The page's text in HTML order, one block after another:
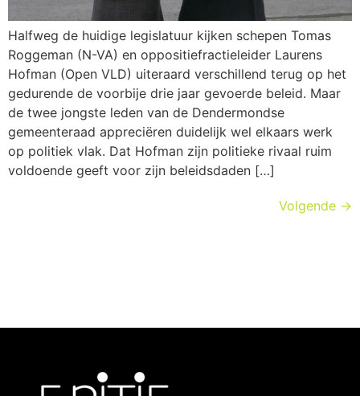
Halfweg de huidige legislatuur kijken schepen Tomas
Roggeman (N-VA) en oppositiefractieleider Laurens
Hofman (Open VLD) uiteraard verschillend terug op het
gedurende de voorbije drie jaar gevoerde beleid. Maar
de twee jongste leden van de Dendermondse
gemeenteraad appreciëren duidelijk wel elkaars werk
op politiek vlak. Dat Hofman zijn politieke rivaal ruim
voldoende geeft voor zijn beleidsdaden […]
Volgende →